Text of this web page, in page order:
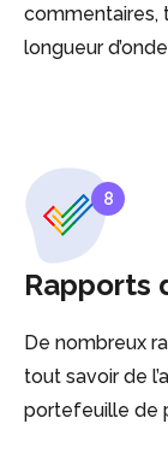
commentaires,
longueur
8
Rapports
De nombreux
tout savoir de
portefeuille de